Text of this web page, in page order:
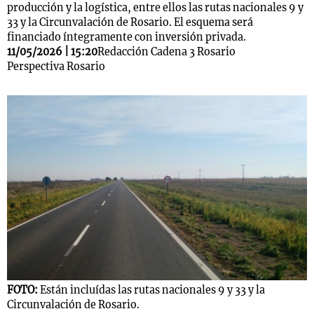
producción y la logística, entre ellos las rutas nacionales 9 y
33 y la Circunvalación de Rosario. El esquema será
financiado íntegramente con inversión privada.
11/05/2026 | 15:20Redacción Cadena 3 Rosario
Perspectiva Rosario
FOTO: Están incluídas las rutas nacionales 9 y 33 y la
Circunvalación de Rosario.
Mundial 2026
Notas
La Sole en